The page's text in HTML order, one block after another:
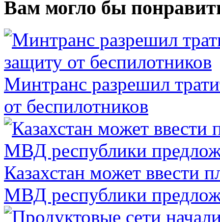
Вам могло бы
Минтранс разрешил
от беспилотников
Казахстан может ввести
МВД республики